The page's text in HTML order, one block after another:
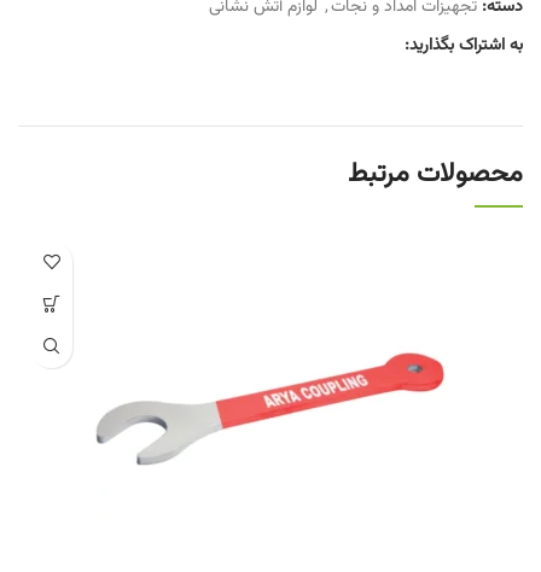
دسته: تجهیزات امداد و نجات, لوازم آتش نشانی
به اشتراک بگذارید:
محصولات مرتبط